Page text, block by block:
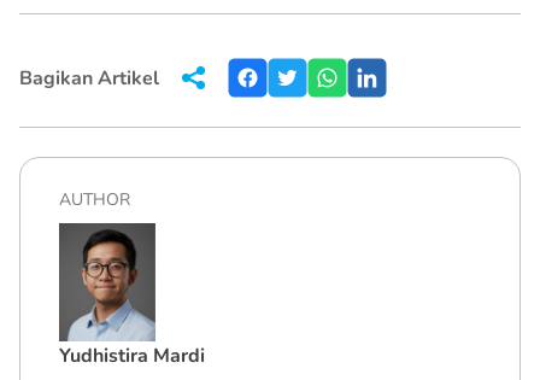
Bagikan Artikel
AUTHOR
Yudhistira Mardi